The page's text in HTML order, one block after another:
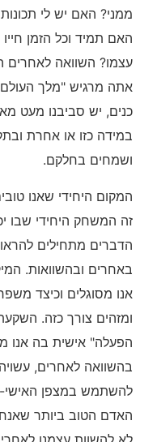
ממני? האם יש לי
האם תמיד וכל הזמן
עצמו? השוואה לאחרים
אתה מרגיש "מלך
כנים, יש סביבנו מעט
במידה כזו או אחרת
ושמחים בחלקם.
המקום היחידי שאנו
זה המשחק היחידי שבו
הדברים מתחילים
באחרים ובהשוואות.
אנו מסוגלים וכיצד
ומזהים צורך כזה.
הפעלה" אישית בה אנו
בהשוואה לאחרים,
להשתמש במצפן האישי-
האדם הטוב ביותר